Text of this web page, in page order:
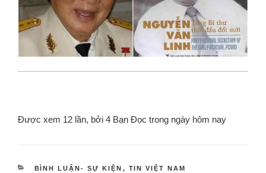
Được xem 12 lần, bởi 4 Bạn Đọc trong ngày hôm nay
BÌNH LUẬN- SỰ KIỆN , TIN VIỆT NAM